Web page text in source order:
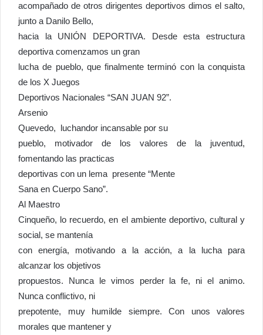
acompañado de otros dirigentes deportivos dimos el salto,
junto a Danilo Bello,
hacia la UNIÓN DEPORTIVA. Desde esta estructura
deportiva comenzamos un gran
lucha de pueblo, que finalmente terminó con la conquista
de los X Juegos
Deportivos Nacionales “SAN JUAN 92”.
Arsenio
Quevedo, luchandor incansable por su
pueblo, motivador de los valores de la juventud,
fomentando las practicas
deportivas con un lema presente “Mente
Sana en Cuerpo Sano”.
Al Maestro
Cinqueño, lo recuerdo, en el ambiente deportivo, cultural y
social, se mantenía
con energía, motivando a la acción, a la lucha para
alcanzar los objetivos
propuestos. Nunca le vimos perder la fe, ni el animo.
Nunca conflictivo, ni
prepotente, muy humilde siempre. Con unos valores
morales que mantener y